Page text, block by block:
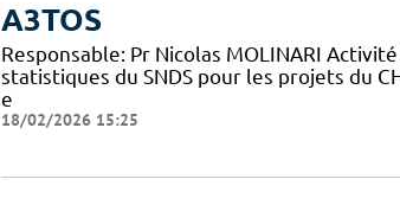
A3TOS
Responsable: Pr Nicolas MOLINARI
statistiques du SNDS pour les projets du
e
18/02/2026 15:25